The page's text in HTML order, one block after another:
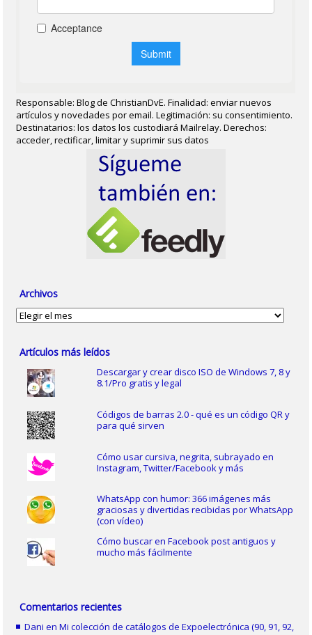
Responsable: Blog de ChristianDvE. Finalidad: enviar nuevos
artículos y novedades por email. Legitimación: su consentimiento.
Destinatarios: los datos los custodiará Mailrelay. Derechos:
acceder, rectificar, limitar y suprimir sus datos
Archivos
Archivos
Artículos más leídos
Descargar y crear disco ISO de Windows 7, 8 y
8.1/Pro gratis y legal
Códigos de barras 2.0 - qué es un código QR y
para qué sirven
Cómo usar cursiva, negrita, subrayado en
Instagram, Twitter/Facebook y más
WhatsApp con humor: 366 imágenes más
graciosas y divertidas recibidas por WhatsApp
(con vídeo)
Cómo buscar en Facebook post antiguos y
mucho más fácilmente
Comentarios recientes
Dani enMi colección de catálogos de Expoelectrónica (90, 91, 92,